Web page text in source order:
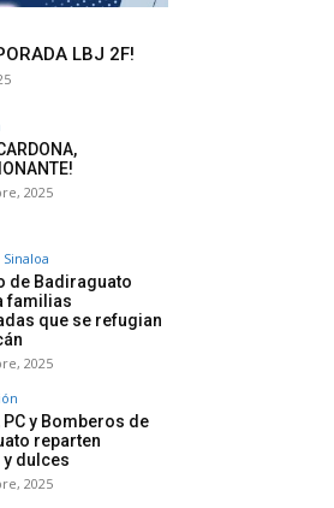
LBJ 2F!
2025
de Badiraguato
familias
que se refugian
2025
y Bomberos de
reparten
dulces
2025